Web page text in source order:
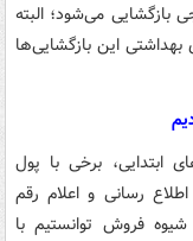
بازگشایی می‌شود؛ البته
این بازگشایی‌ها
ابتدایی، برخی با پول
رسانی و اعلام رقم
فروش توانستیم با